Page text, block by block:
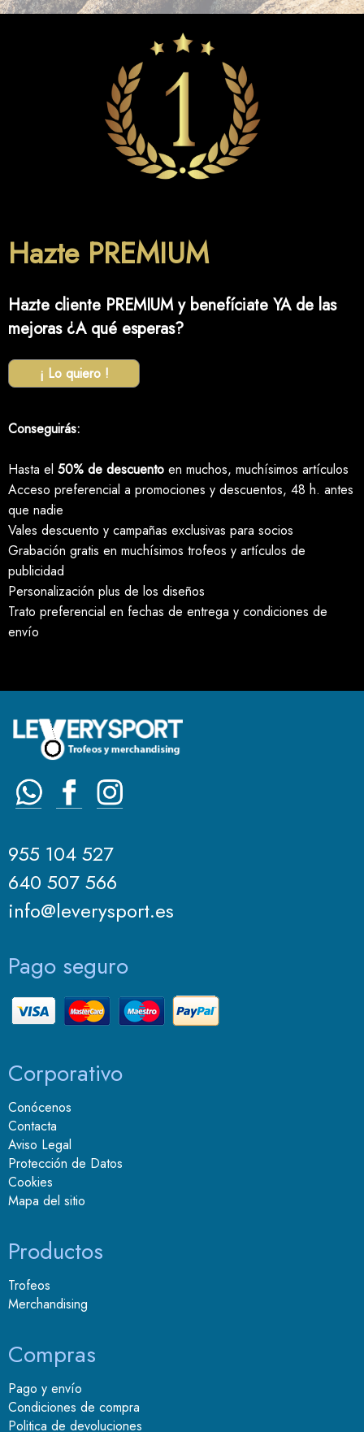
Hazte PREMIUM
Hazte cliente PREMIUM y benefíciate YA de las
mejoras ¿A qué esperas?
¡ Lo quiero !
Conseguirás:
Hasta el 50% de descuento en muchos, muchísimos artículos
Acceso preferencial a promociones y descuentos, 48 h. antes
que nadie
Vales descuento y campañas exclusivas para socios
Grabación gratis en muchísimos trofeos y artículos de
publicidad
Personalización plus de los diseños
Trato preferencial en fechas de entrega y condiciones de
envío
955 104 527
640 507 566
info@leverysport.es
Pago seguro
Corporativo
Conócenos
Contacta
Aviso Legal
Protección de Datos
Cookies
Mapa del sitio
Productos
Trofeos
Merchandising
Compras
Pago y envío
Condiciones de compra
Politica de devoluciones